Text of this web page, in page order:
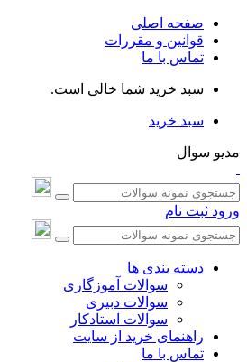
صفحه اصلی
قوانین و مقررات
تماس با ما
سبد خرید شما خالی است.
سبد خرید
مدیو سوال
ورود ثبت نام
دسته بندی ها
سوالات آموزگاری
سوالات دبیری
سوالات استادکار
راهنمای خرید از سایت
تماس با ما